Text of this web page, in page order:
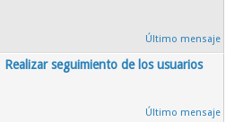
Realizar seguimiento de los usuarios